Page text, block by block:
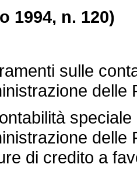
1994, n. 120)
sulle
speciale
di credito a